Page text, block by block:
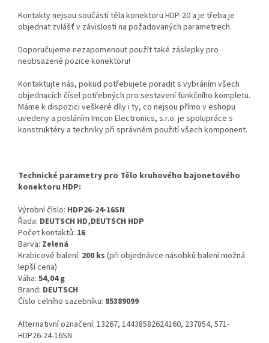
Kontakty nejsou součástí těla konektoru HDP-20 a je třeba je
objednat zvlášť v závislosti na požadovaných parametrech.
Doporučujeme nezapomenout použít také záslepky pro
neobsazené pozice konektoru!
Kontaktujte nás, pokud potřebujete poradit s vybráním všech
objednacích čísel potřebných pro sestavení funkčního kompletu.
Máme k dispozici veškeré díly i ty, co nejsou přímo v eshopu
uvedeny a posláním Imcon Electronics, s.r.o. je spolupráce s
konstruktéry a techniky při správném použití všech komponent.
Technické parametry pro Tělo kruhového bajonetového
konektoru HDP:
Výrobní číslo: HDP26-24-16SN
Řada: DEUTSCH HD,DEUTSCH HDP
Počet kontaktů: 16
Barva: Zelená
Krabicové balení: 200 ks (při objednávce násobků balení možná
lepší cena)
Váha: 54,04 g
Brand: DEUTSCH
Číslo celního sazebníku: 85389099
Alternativní označení: 13267, 14438582624160, 237854, 571-
HDP26-24-16SN